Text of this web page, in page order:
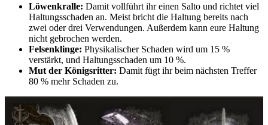
Löwenkralle: Damit vollführt ihr einen Salto und richtet viel
Haltungsschaden an. Meist bricht die Haltung bereits nach
zwei oder drei Verwendungen. Außerdem kann eure Haltung
nicht gebrochen werden.
Felsenklinge: Physikalischer Schaden wird um 15 %
verstärkt, und Haltungsschaden um 10 %.
Mut der Königsritter: Damit fügt ihr beim nächsten Treffer
80 % mehr Schaden zu.